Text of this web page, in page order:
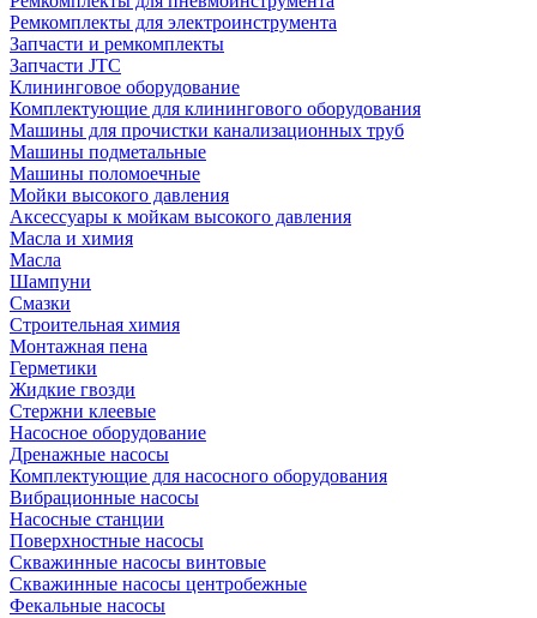
Ремкомплекты для электроинструмента
Запчасти и ремкомплекты
Запчасти JTC
Клининговое оборудование
Комплектующие для клинингового оборудования
Машины для прочистки канализационных труб
Машины подметальные
Машины поломоечные
Мойки высокого давления
Аксессуары к мойкам высокого давления
Масла и химия
Масла
Шампуни
Смазки
Строительная химия
Монтажная пена
Герметики
Жидкие гвозди
Стержни клеевые
Насосное оборудование
Дренажные насосы
Комплектующие для насосного оборудования
Вибрационные насосы
Насосные станции
Поверхностные насосы
Скважинные насосы винтовые
Скважинные насосы центробежные
Фекальные насосы